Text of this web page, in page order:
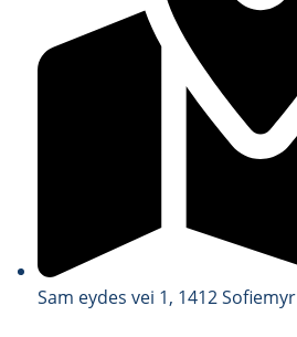
Sam eydes vei 1, 1412 Sofiemyr